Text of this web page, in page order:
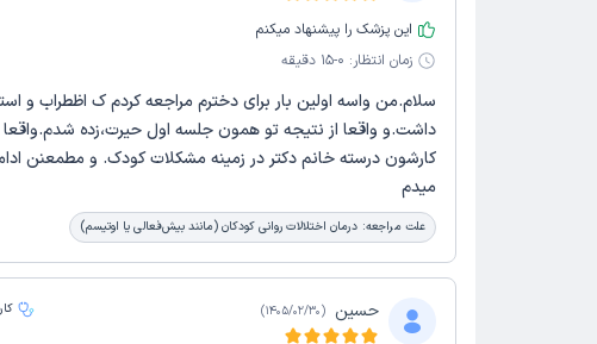
این پزشک را پیشنهاد میکنم
زمان انتظار: 0-15 دقیقه
سلام.من واسه اولین بار برای دخترم مراجعه کردم ک اظطراب و
داشت.و واقعا از نتیجه تو همون جلسه اول حیرت،زده شدم.واقعا
کارشون درسته خانم دکتر در زمینه مشکلات کودک. و مطمعنن
میدم
علت مراجعه: درمان اختلالات روانی کودکان (مانند بیش‌فعالی یا اوتیسم)
حسین (
1405/02/30
)